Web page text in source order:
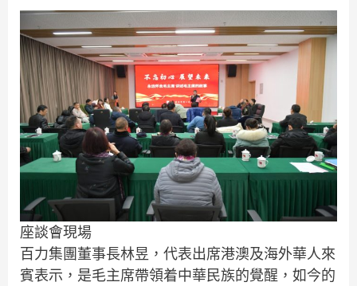
座談會現場
百力集團董事長林昱，代表出席港澳及海外華人來
賓表示，是毛主席帶領着中華民族的覺醒，如今的